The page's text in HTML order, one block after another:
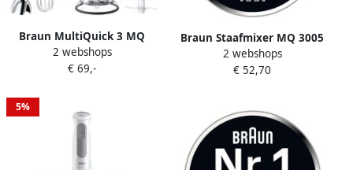
Braun MultiQuick 3 MQ
3145 WH 0 35 l Staafmixer
750 W Wit
2 webshops
€ 69,-
Braun Staafmixer MQ 3005
Cream MultiQuick 3 met
garde en 600 ml mengbeker
2 webshops
€ 52,70
5%